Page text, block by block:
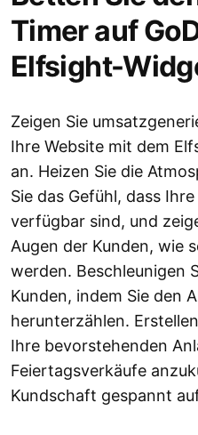
Timer auf
Elfsight-
Zeigen Sie
Ihre Website mit dem
an. Heizen Sie die
Sie das Gefühl, dass
verfügbar sind, und
Augen der Kunden, wie
werden. Beschleunigen
Kunden, indem Sie den
herunterzählen.
Ihre bevorstehenden
Feiertagsverkäufe
Kundschaft gespannt